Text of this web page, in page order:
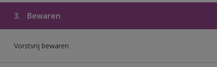
3. Bewaren
Vorstvrij bewaren